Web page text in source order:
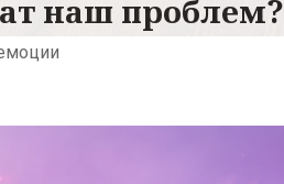
наш проблем?